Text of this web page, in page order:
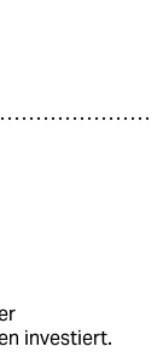
investiert.